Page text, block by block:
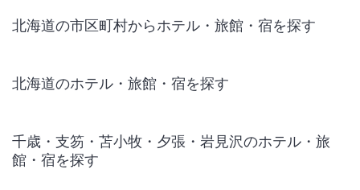
北海道の市区町村からホテル・旅館・宿を探す
北海道のホテル・旅館・宿を探す
千歳・支笏・苫小牧・夕張・岩見沢のホテル・旅
館・宿を探す